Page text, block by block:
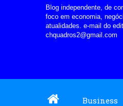
Blog independente, de
foco em economia,
atualidades. e-mail do
chquadros2@gmail.com
Business